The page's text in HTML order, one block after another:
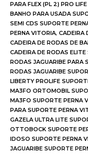
PARA FLEX (PL 2) PRO
BANHO PARA USADA
SEMI CDS SUPORTE
PERNA VITORIA, CADEIRA
CADEIRA DE RODAS DE
CADEIRA DE RODAS
RODAS JAGUARIBE PARA
RODAS JAGUARIBE
LIBERTY PROLIFE
MA3FO ORTOMOBIL
MA3FO SUPORTE PERNA
PARA SUPORTE PERNA
GAZELA ULTRA LITE
OTTOBOCK SUPORTE
IDOSO SUPORTE PERNA
JAGUARIBE SUPORTE